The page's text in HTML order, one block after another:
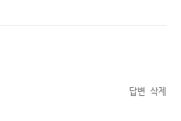
답변 삭제